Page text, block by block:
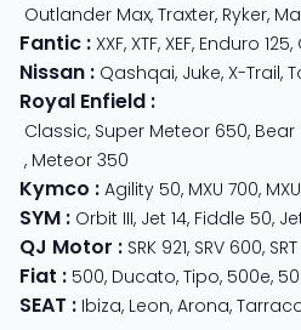
Outlander Max, Traxter, Ryker,
Fantic : XXF, XTF, XEF, Enduro 125,
Nissan : Qashqai, Juke, X-Trail,
Royal Enfield :
Classic, Super Meteor 650, Bear
, Meteor 350
Kymco : Agility 50, MXU 700,
SYM : Orbit III, Jet 14, Fiddle 50,
QJ Motor : SRK 921, SRV 600,
Fiat : 500, Ducato, Tipo, 500e,
SEAT : Ibiza, Leon, Arona,